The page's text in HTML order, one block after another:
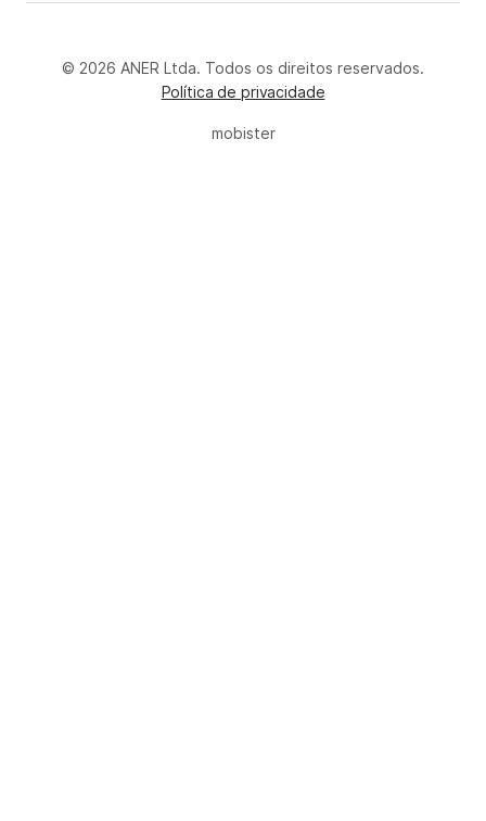
© 2026 ANER Ltda. Todos os direitos reservados.
Política de privacidade
mobister